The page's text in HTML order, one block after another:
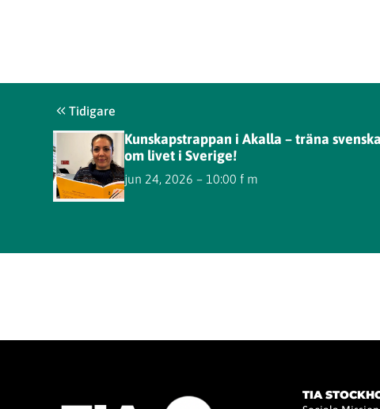
Tidigare
Kunskapstrappan i Akalla – träna
om livet i Sverige!
jun 24, 2026 – 10:00 f m
TIA